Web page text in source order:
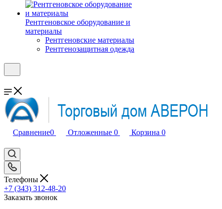
Рентгеновское оборудование и
материалы
Рентгеновские материалы
Рентгенозащитная одежда
Сравнение0 Отложенные 0 Корзина 0
Телефоны
+7 (343) 312-48-20
Заказать звонок